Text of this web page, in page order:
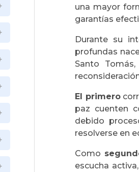
una mayor
garantías
Durante su
profundas
Santo
El primero
paz cuenten
debido
resolverse en
Como
escucha